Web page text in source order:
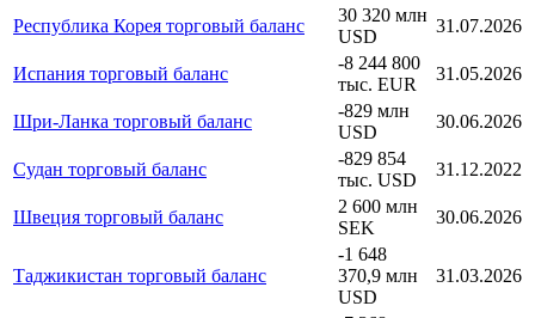
Республика Корея торговый баланс
30 320 млн
USD
31.07.2026
Испания торговый баланс
-8 244 800
тыс. EUR
31.05.2026
Шри-Ланка торговый баланс
-829 млн
USD
30.06.2026
Судан торговый баланс
-829 854
тыс. USD
31.12.2022
Швеция торговый баланс
2 600 млн
SEK
30.06.2026
Таджикистан торговый баланс
-1 648
370,9 млн
USD
31.03.2026